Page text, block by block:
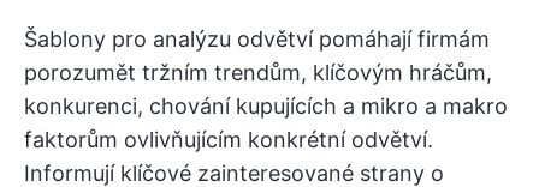
Šablony pro analýzu odvětví pomáhají firmám
porozumět tržním trendům, klíčovým hráčům,
konkurenci, chování kupujících a mikro a makro
faktorům ovlivňujícím konkrétní odvětví.
Informují klíčové zainteresované strany o